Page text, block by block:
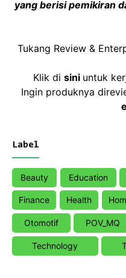
yang berisi pemikiran
Tukang Review &
Klik di sini untuk
Ingin produknya
Label
Beauty Education
Finance Health
Otomotif POV_MQ
Technology